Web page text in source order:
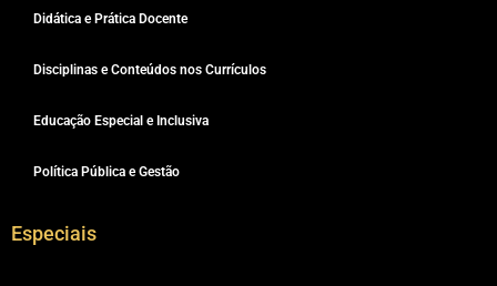
Didática e Prática Docente
Disciplinas e Conteúdos nos Currículos
Educação Especial e Inclusiva
Política Pública e Gestão
Especiais